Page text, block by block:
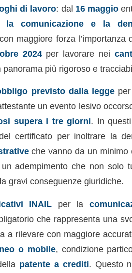
di lavoro: dal 16 maggio
la comunicazione e la
maggiore forza l’importanza
2024per lavorare nei
più rigoroso e
previsto dalla leggeper
un evento lesivo
supera i tre giorni. In
certificato per inoltrare la
che vanno da un minimo
adempimento che non solo
gravi conseguenze giuridiche.
INAIL per la
che rappresenta una
a rilevare con maggiore
o mobile, condizione
patente a crediti. Questo